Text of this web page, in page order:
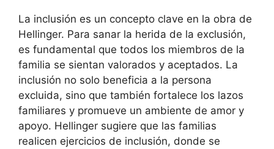
La inclusión es un concepto clave en la obra de
Hellinger. Para sanar la herida de la exclusión,
es fundamental que todos los miembros de la
familia se sientan valorados y aceptados. La
inclusión no solo beneficia a la persona
excluida, sino que también fortalece los lazos
familiares y promueve un ambiente de amor y
apoyo. Hellinger sugiere que las familias
realicen ejercicios de inclusión, donde se